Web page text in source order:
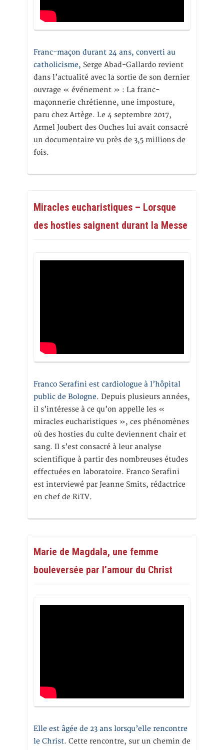
Franc-maçon durant 24 ans, converti au
catholicisme, Serge Abad-Gallardo revient
dans l’actualité avec la sortie de son dernier
ouvrage « événement » : La franc-
maçonnerie chrétienne, une imposture,
paru chez Artège. Le 4 septembre 2017,
Armel Joubert des Ouches lui avait consacré
un documentaire vu près de 3,5 millions de
fois.
Miracles eucharistiques – Lorsque
des hosties saignent durant la Messe
Franco Serafini est cardiologue à l’hôpital
public de Bologne. Depuis plusieurs années,
il s’intéresse à ce qu’on appelle les «
miracles eucharistiques », ces phénomènes
où des hosties du culte deviennent chair et
sang. Il s’est consacré à leur analyse
scientifique à partir des nombreuses études
effectuées en laboratoire. Franco Serafini
est interviewé par Jeanne Smits, rédactrice
en chef de RiTV.
Marie de Magdala, une femme
bouleversée par l’amour du Christ
Elle est âgée de 23 ans lorsqu’elle rencontre
le Christ. Cette rencontre, sur un chemin de